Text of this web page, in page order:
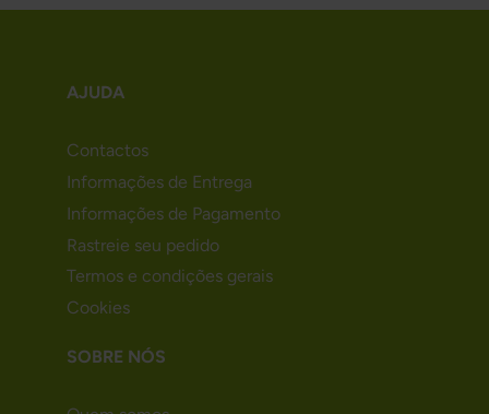
AJUDA
Contactos
Informações de Entrega
Informações de Pagamento
Rastreie seu pedido
Termos e condições gerais
Cookies
SOBRE NÓS